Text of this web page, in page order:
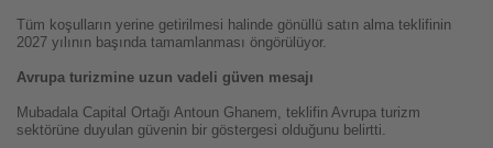
Tüm koşulların yerine getirilmesi halinde gönüllü satın alma teklifinin
2027 yılının başında tamamlanması öngörülüyor.
Avrupa turizmine uzun vadeli güven mesajı
Mubadala Capital Ortağı Antoun Ghanem, teklifin Avrupa turizm
sektörüne duyulan güvenin bir göstergesi olduğunu belirtti.